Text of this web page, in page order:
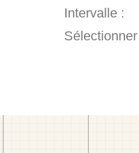
Intervalle :
Sélectionner